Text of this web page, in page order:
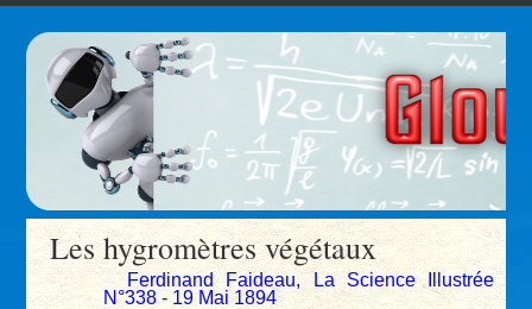
Les hygromètres végétaux
Ferdinand Faideau, La Science Illustrée
N°338 - 19 Mai 1894